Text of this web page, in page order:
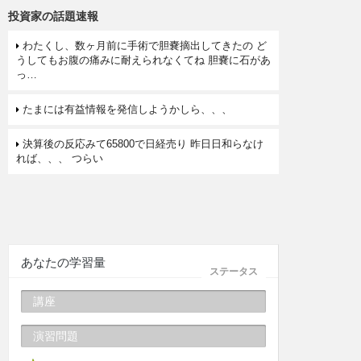
投資家の話題速報
わたくし、数ヶ月前に手術で胆嚢摘出してきたの ど
うしてもお腹の痛みに耐えられなくてね 胆嚢に石があ
っ…
たまには有益情報を発信しようかしら、、、
決算後の反応みて65800で日経売り 昨日日和らなけ
れば、、、 つらい
ステータス
あなたの学習量
講座
演習問題